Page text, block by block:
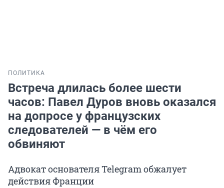
ПОЛИТИКА
Встреча длилась более шести
часов: Павел Дуров вновь оказался
на допросе у французских
следователей — в чём его
обвиняют
Адвокат основателя Telegram обжалует
действия Франции